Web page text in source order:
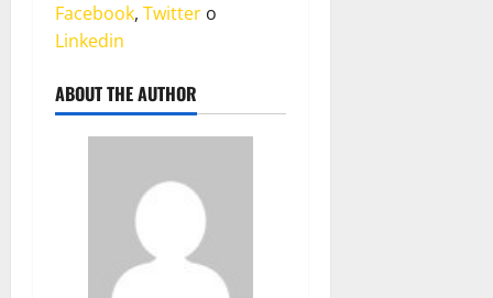
Facebook, Twitter o
Linkedin
ABOUT THE AUTHOR